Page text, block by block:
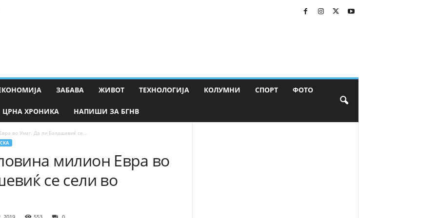
ЗАБАВА ЖИВОТ ТЕХНОЛОГИЈА КОЛУМНИ СПОРТ ФОТО
ЦРНА ХРОНИКА НАПИШИ ЗА БГНВ
во Умаг. Да ли Балашевиќ се...
милион Евра во
се сели во